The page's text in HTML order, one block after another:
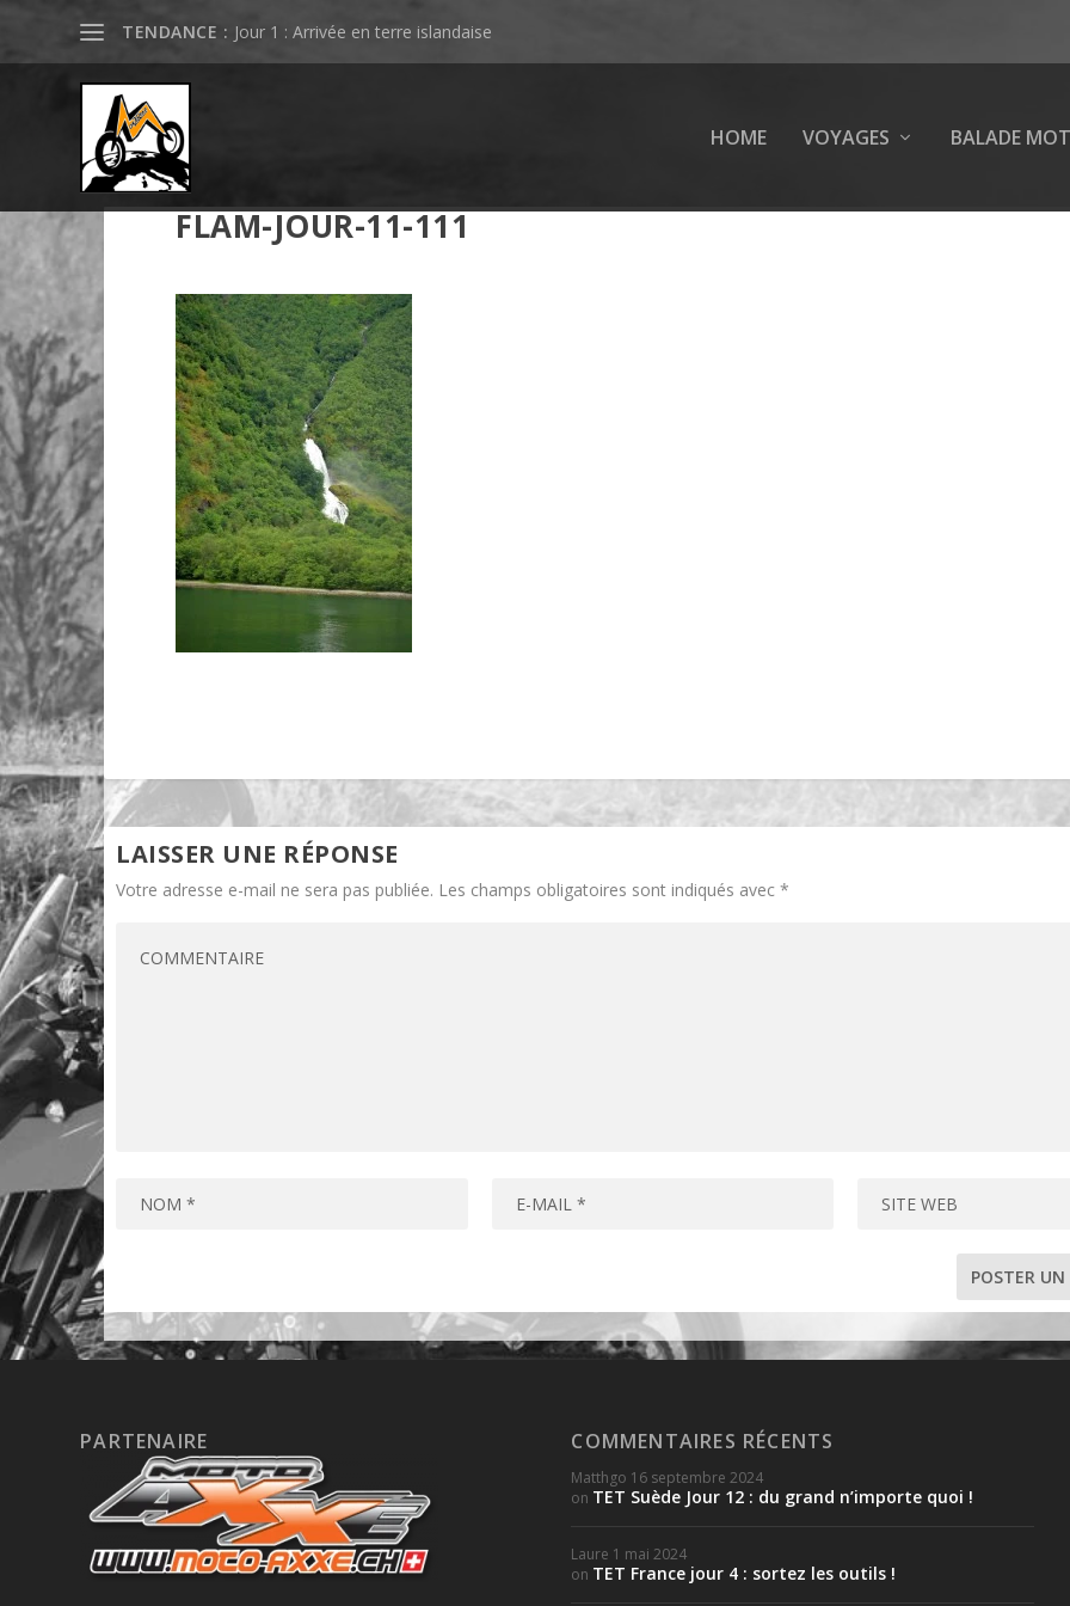
TENDANCE : Jour 1 : Arrivée en terre islandaise
HOME VOYAGES BALADE
FLAM-JOUR-11-111
LAISSER UNE RÉPONSE
Votre adresse e-mail ne sera pas publiée. Les champs obligatoires sont indiqués avec*
PARTENAIRE COMMENTAIRES RÉCENTS
Matthgo 16 septembre 2024
on TET Suède Jour 12 : du grand n’importe quoi !
Laure 1 mai 2024
on TET France jour 4 : sortez les outils !